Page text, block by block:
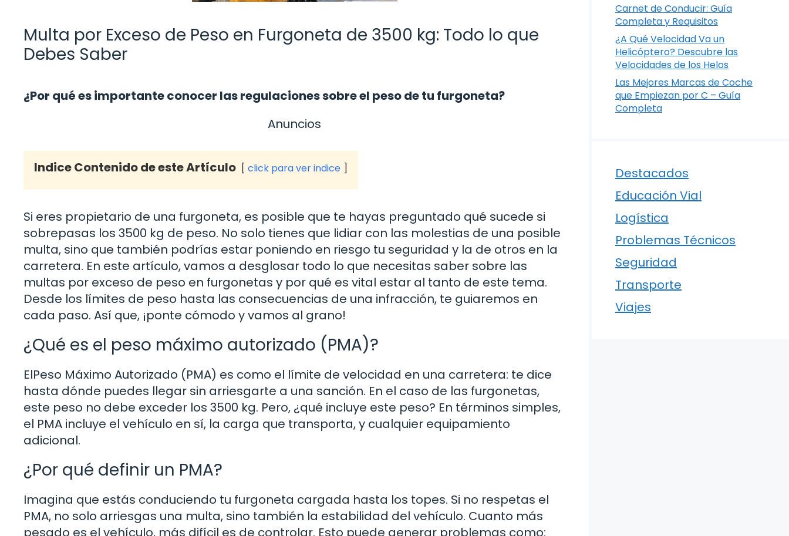
Multa por Exceso de Peso en Furgoneta de 3500 kg: Todo lo que
Debes Saber
¿Por qué es importante conocer las regulaciones sobre el peso de tu furgoneta?
Anuncios
Indice Contenido de este Artículo click para ver indice
Si eres propietario de una furgoneta, es posible que te hayas preguntado qué sucede si
sobrepasas los 3500 kg de peso. No solo tienes que lidiar con las molestias de una posible
multa, sino que también podrías estar poniendo en riesgo tu seguridad y la de otros en la
carretera. En este artículo, vamos a desglosar todo lo que necesitas saber sobre las
multas por exceso de peso en furgonetas y por qué es vital estar al tanto de este tema.
Desde los límites de peso hasta las consecuencias de una infracción, te guiaremos en
cada paso. Así que, ¡ponte cómodo y vamos al grano!
¿Qué es el peso máximo autorizado (PMA)?
ElPeso Máximo Autorizado (PMA) es como el límite de velocidad en una carretera: te dice
hasta dónde puedes llegar sin arriesgarte a una sanción. En el caso de las furgonetas,
este peso no debe exceder los 3500 kg. Pero, ¿qué incluye este peso? En términos simples,
el PMA incluye el vehículo en sí, la carga que transporta, y cualquier equipamiento
adicional.
¿Por qué definir un PMA?
Imagina que estás conduciendo tu furgoneta cargada hasta los topes. Si no respetas el
PMA, no solo arriesgas una multa, sino también la estabilidad del vehículo. Cuanto más
Carnet de Conducir: Guía
Completa y Requisitos
¿A Qué Velocidad Va un
Helicóptero? Descubre las
Velocidades de los Helos
Las Mejores Marcas de Coche
que Empiezan por C – Guía
Completa
Destacados
Educación Vial
Logística
Problemas Técnicos
Seguridad
Transporte
Viajes